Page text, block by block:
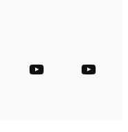
Agile Videos Tech-Videos